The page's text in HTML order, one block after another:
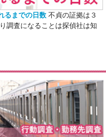
るまでの日数 不貞の証拠は３
調査になることは探偵社は知